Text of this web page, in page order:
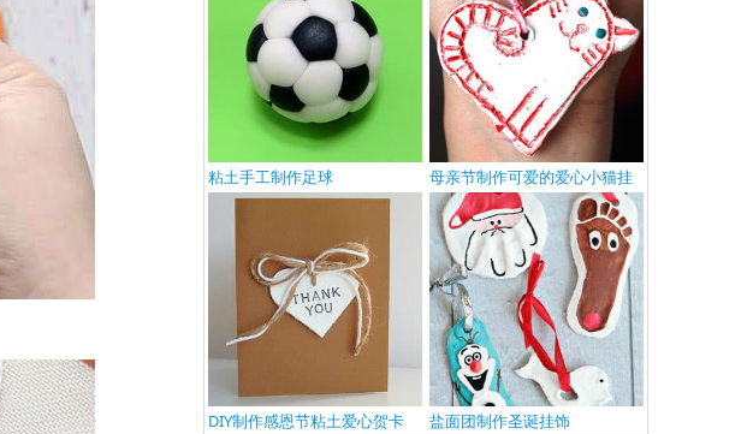
粘土手工制作足球
母亲节制作可爱的爱心小猫挂
饰礼
DIY制作感恩节粘土爱心贺卡 盐面团制作圣诞挂饰